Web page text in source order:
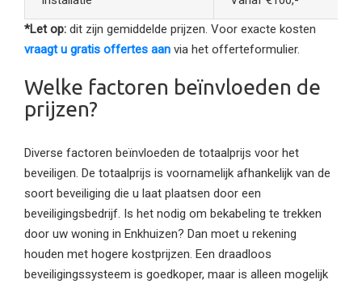
*Let op: dit zijn gemiddelde prijzen. Voor exacte kosten
vraagt u gratis offertes aan via het offerteformulier.
Welke factoren beïnvloeden de
prijzen?
Diverse factoren beïnvloeden de totaalprijs voor het
beveiligen. De totaalprijs is voornamelijk afhankelijk van de
soort beveiliging die u laat plaatsen door een
beveiligingsbedrijf. Is het nodig om bekabeling te trekken
door uw woning in Enkhuizen? Dan moet u rekening
houden met hogere kostprijzen. Een draadloos
beveiligingssysteem is goedkoper, maar is alleen mogelijk